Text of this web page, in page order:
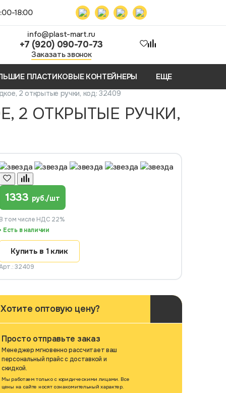
18:00
info@plast-mart.ru
+7 (920) 090-70-73
Заказать звонок
ПЛАСТИКОВЫЕ КОНТЕЙНЕРЫ ЕЩЕ
2 открытые ручки, код: 32409
2 ОТКРЫТЫЕ РУЧКИ,
1333 руб./шт
В том числе НДС 22%
Есть в наличии
Купить в 1 клик
32409
Хотите оптовую цену?
Просто отправьте заказ
Менеджер мгновенно рассчитает ваш
персональный прайс с доставкой и
скидкой.
Мы работаем только с юридическими лицами. Все
цены на сайте носят ознакомительный характер.